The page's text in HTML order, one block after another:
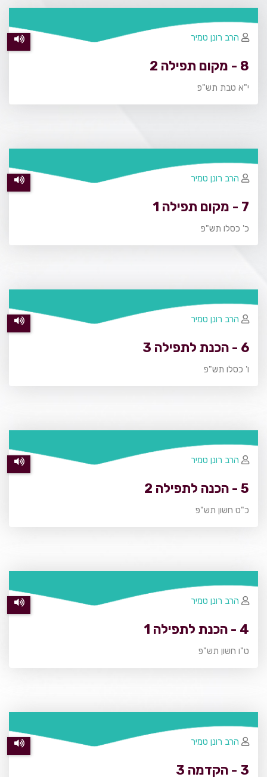
8 - מקום תפילה 2
י"א טבת תש"פ
הרב רונן טמיר
7 - מקום תפילה 1
כ' כסלו תש"פ
הרב רונן טמיר
6 - הכנת לתפילה 3
ו' כסלו תש"פ
הרב רונן טמיר
5 - הכנה לתפילה 2
כ"ט חשון תש"פ
הרב רונן טמיר
4 - הכנת לתפילה 1
ט"ו חשון תש"פ
הרב רונן טמיר
3 - הקדמה 3
הרב רונן טמיר